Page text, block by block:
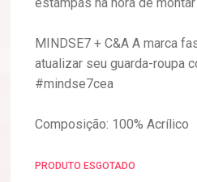
MINDSE7 + C&A A marca
atualizar seu guarda-roupa
#mindse7cea
Composição: 100% Acrílico
PRODUTO ESGOTADO